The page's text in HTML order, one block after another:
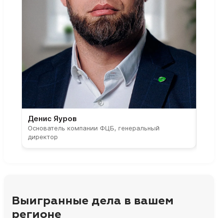
Денис Яуров
Основатель компании ФЦБ, генеральный
директор
Выигранные дела в вашем
регионе